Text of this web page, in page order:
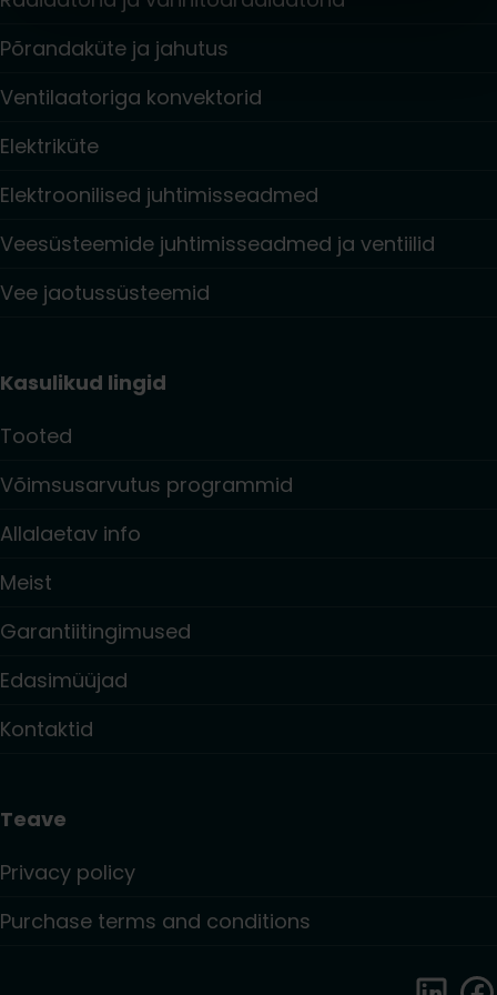
Põrandaküte ja jahutus
Ventilaatoriga konvektorid
Elektriküte
Elektroonilised juhtimisseadmed
Veesüsteemide juhtimisseadmed ja ventiilid
Vee jaotussüsteemid
Kasulikud lingid
Tooted
Võimsusarvutus programmid
Allalaetav info
Meist
Garantiitingimused
Edasimüüjad
Kontaktid
Teave
Privacy policy
Purchase terms and conditions